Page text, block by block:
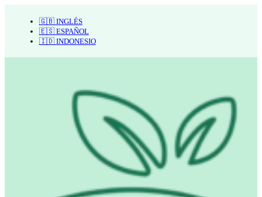
🇬🇧 INGLÉS
🇪🇸 ESPAÑOL
🇮🇩 INDONESIO